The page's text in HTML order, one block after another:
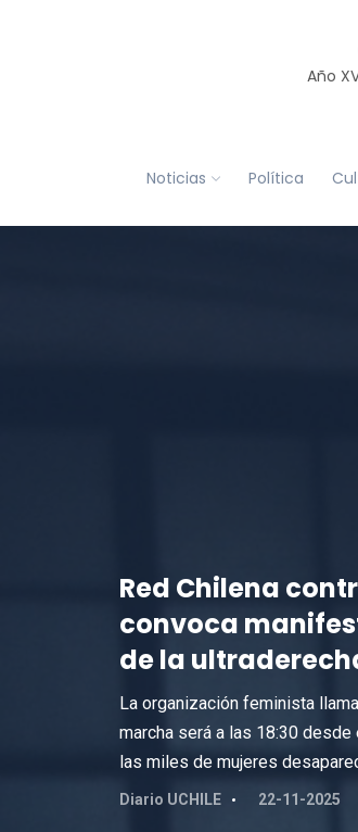
Año
Noticias Política
Red Chilena
convoca
de la
La organización feminista
marcha será a las 18:30
las miles de mujeres
Diario UCHILE 22-11-2025